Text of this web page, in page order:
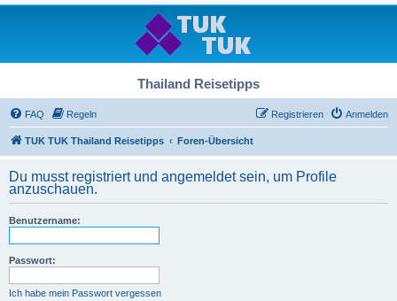
Thailand Reisetipps
FAQ Regeln Anmelden
Registrieren
TUK TUK Thailand Reisetipps Foren-Übersicht
Du musst registriert und angemeldet sein, um Profile
anzuschauen.
Benutzername:
Passwort:
Ich habe mein Passwort vergessen